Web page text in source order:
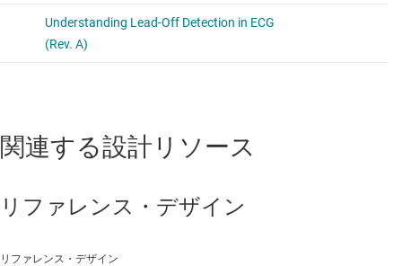
関連する設計リソース
リファレンス・デザイン
リファレンス・デザイン